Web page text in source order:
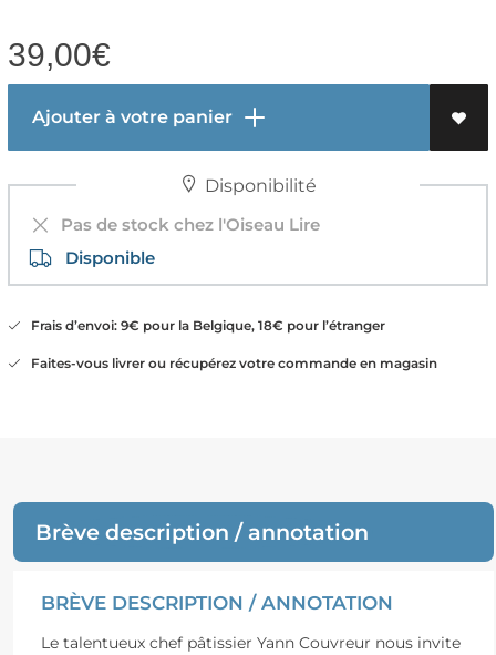
39,00€
Ajouter à votre panier
Disponibilité
Pas de stock chez l'Oiseau Lire
Disponible
Frais d’envoi: 9€ pour la Belgique, 18€ pour l’étranger
Faites-vous livrer ou récupérez votre commande en magasin
Brève description / annotation
BRÈVE DESCRIPTION / ANNOTATION
Le talentueux chef pâtissier Yann Couvreur nous invite